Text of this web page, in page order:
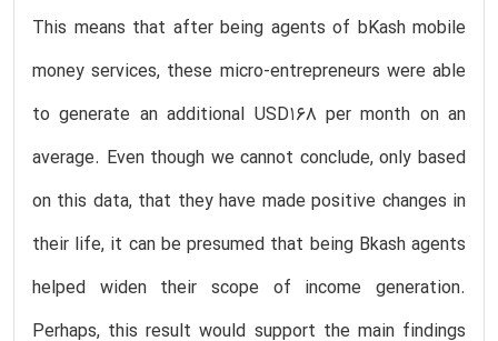
This means that after being agents of bKash mobile
money services, these micro-entrepreneurs were able
to generate an additional USD168 per month on an
average. Even though we cannot conclude, only based
on this data, that they have made positive changes in
their life, it can be presumed that being Bkash agents
helped widen their scope of income generation.
Perhaps, this result would support the main findings